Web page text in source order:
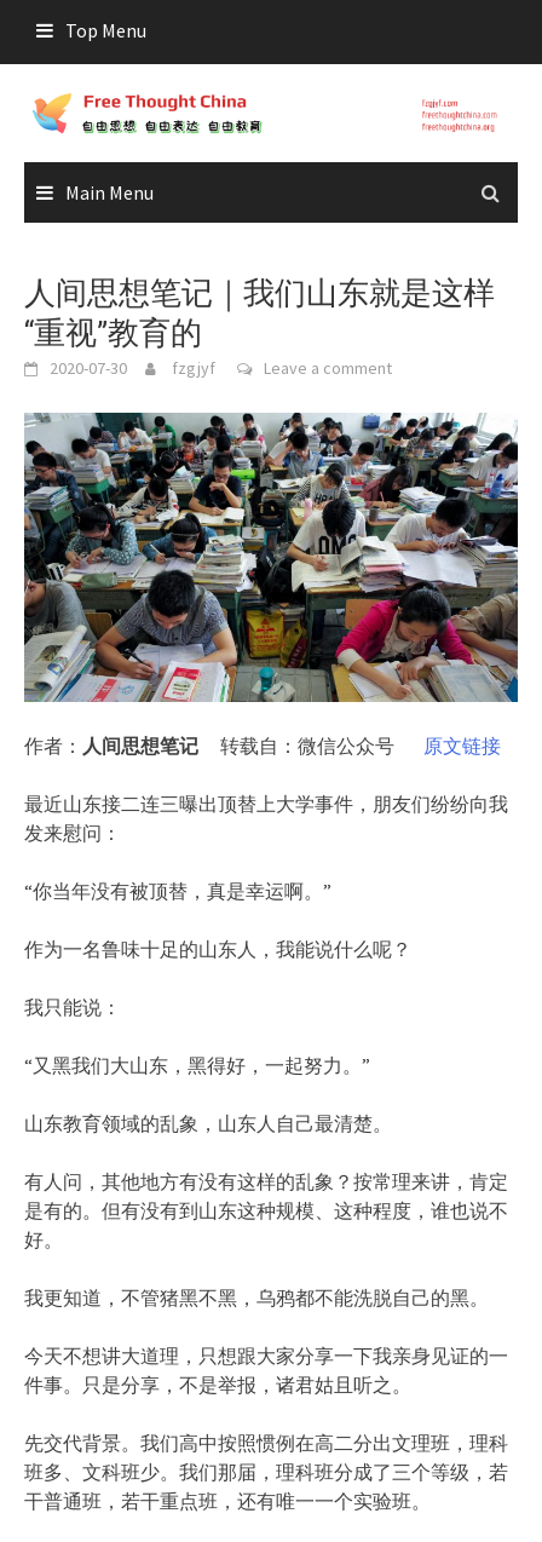
content
Top Menu
Main Menu
人间思想笔记｜我们山东就是这样
“重视”教育的
2020-07-30 fzgjyf Leave a comment
作者： 人间思想笔记 转载自：微信公众号 原文链接
最近山东接二连三曝出顶替上大学事件，朋友们纷纷向我
发来慰问：
“你当年没有被顶替，真是幸运啊。”
作为一名鲁味十足的山东人，我能说什么呢？
我只能说：
“又黑我们大山东，黑得好，一起努力。”
山东教育领域的乱象，山东人自己最清楚。
有人问，其他地方有没有这样的乱象？按常理来讲，肯定
是有的。但有没有到山东这种规模、这种程度，谁也说不
好。
我更知道，不管猪黑不黑，乌鸦都不能洗脱自己的黑。
今天不想讲大道理，只想跟大家分享一下我亲身见证的一
件事。只是分享，不是举报，诸君姑且听之。
先交代背景。我们高中按照惯例在高二分出文理班，理科
班多、文科班少。我们那届，理科班分成了三个等级，若
干普通班，若干重点班，还有唯一一个实验班。